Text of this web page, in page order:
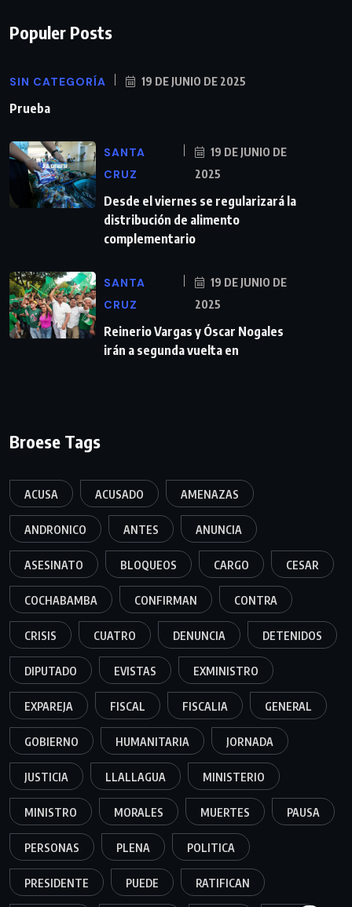
Populer Posts
SIN CATEGORÍA 19 DE JUNIO DE 2025
Prueba
SANTA
CRUZ
19 DE JUNIO DE
2025
Desde el viernes se regularizará la
distribución de alimento
complementario
SANTA
CRUZ
19 DE JUNIO DE
2025
Reinerio Vargas y Óscar Nogales
irán a segunda vuelta en
Broese Tags
ACUSA ACUSADO AMENAZAS
ANDRONICO ANTES ANUNCIA
ASESINATO BLOQUEOS CARGO CESAR
COCHABAMBA CONFIRMAN CONTRA
CRISIS CUATRO DENUNCIA DETENIDOS
DIPUTADO EVISTAS EXMINISTRO
EXPAREJA FISCAL FISCALIA GENERAL
GOBIERNO HUMANITARIA JORNADA
JUSTICIA LLALLAGUA MINISTERIO
MINISTRO MORALES MUERTES PAUSA
PERSONAS PLENA POLITICA
PRESIDENTE PUEDE RATIFICAN